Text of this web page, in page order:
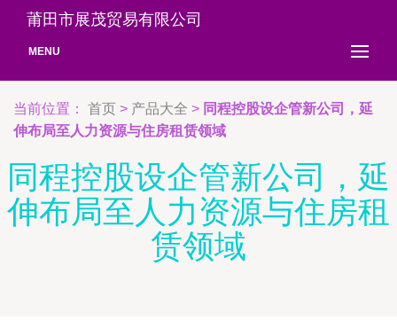
莆田市展茂贸易有限公司
MENU
当前位置： 首页 > 产品大全 > 同程控股设企管新公司，延
伸布局至人力资源与住房租赁领域
同程控股设企管新公司，延
伸布局至人力资源与住房租
赁领域